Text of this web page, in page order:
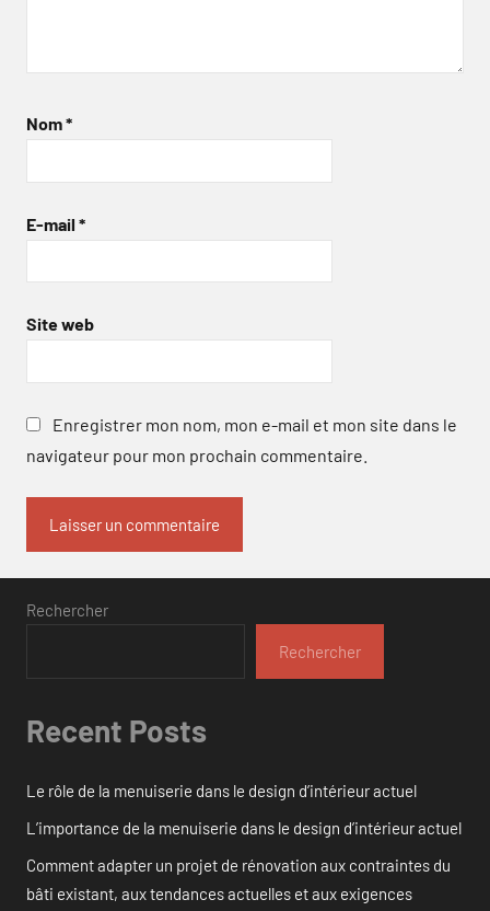
Nom*
E-mail *
Site web
Enregistrer mon nom, mon e-mail et mon site dans le
navigateur pour mon prochain commentaire.
Rechercher
Rechercher
Recent Posts
Le rôle de la menuiserie dans le design d’intérieur actuel
L’importance de la menuiserie dans le design d’intérieur actuel
Comment adapter un projet de rénovation aux contraintes du
bâti existant, aux tendances actuelles et aux exigences